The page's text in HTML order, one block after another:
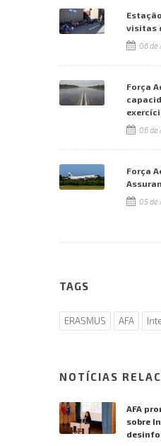
visitas
06 de
Força
06 de
Força
05 de
TAGS
ERASMUS AFA
NOTÍCIAS
AFA
sobre